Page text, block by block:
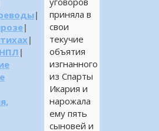
приняла в
свои
текучие
объятия
изгнанного
из Спарты
Икария и
нарожала
ему пять
сыновей и
|
|
|
|